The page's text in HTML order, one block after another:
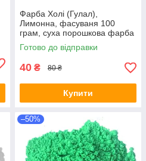
Фарба Холі (Гулал),
Лимонна, фасуваня 100
грам, суха порошкова фарба
для фествиалів, флешмобів,
фото
Готово до відправки
40 ₴ 80 ₴
Купити
–50%